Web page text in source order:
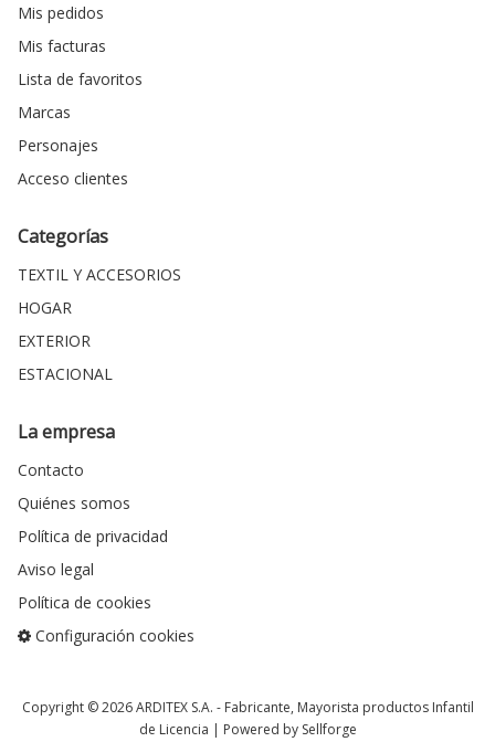
Mis pedidos
Mis facturas
Lista de favoritos
Marcas
Personajes
Acceso clientes
Categorías
TEXTIL Y ACCESORIOS
HOGAR
EXTERIOR
ESTACIONAL
La empresa
Contacto
Quiénes somos
Política de privacidad
Aviso legal
Política de cookies
Configuración cookies
Copyright © 2026ARDITEX S.A. - Fabricante, Mayorista productos Infantil
de Licencia | Powered by Sellforge